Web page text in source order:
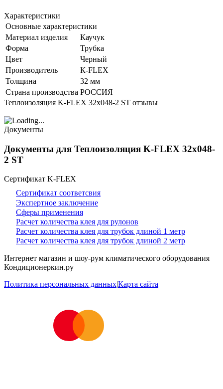
Характеристики
Основные характеристики
Материал изделия
Каучук
Форма
Трубка
Цвет
Черный
Производитель
К-FLEX
Толщина
32 мм
Страна производства РОССИЯ
Теплоизоляция K-FLEX 32x048-2 ST отзывы
Документы
Документы для Теплоизоляция K-FLEX 32x048-
2 ST
Сертификат K-FLEX
Сертификат соответсвия
Экспертное заключение
Сферы применения
Расчет количества клея для рулонов
Расчет количества клея для трубок длиной 1 метр
Расчет количества клея для трубок длиной 2 метр
Интернет магазин и шоу-рум климатического оборудования
Кондиционеркин.ру
Политика персональных данных|Карта сайта